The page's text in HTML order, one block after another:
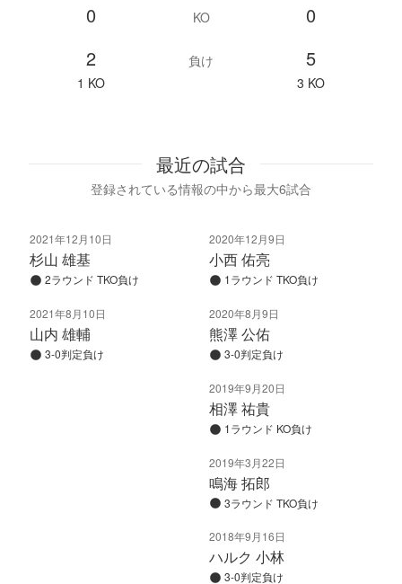
0
KO
0
2
1 KO
負け 5
3 KO
最近の試合
登録されている情報の中から最大6試合
2021年12月10日
杉山 雄基
2ラウンド TKO負け
2021年8月10日
山内 雄輔
3-0判定負け
2020年12月9日
小西 佑亮
1ラウンド TKO負け
2020年8月9日
熊澤 公佑
3-0判定負け
2019年9月20日
相澤 祐貴
1ラウンド KO負け
2019年3月22日
鳴海 拓郎
3ラウンド TKO負け
2018年9月16日
ハルク 小林
3-0判定負け